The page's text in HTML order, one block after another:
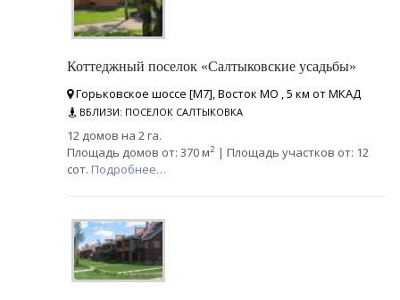
Коттеджный поселок «Салтыковские усадьбы»
Горьковское шоссе [М7], Восток МО , 5 км от МКАД
ВБЛИЗИ: ПОСЕЛОК САЛТЫКОВКА
12 домов на 2 га.
Площадь домов от: 370 м2 | Площадь участков от: 12
сот. Подробнее…